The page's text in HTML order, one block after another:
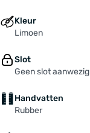
Kleur
Limoen
Slot
Geen slot aanwezig
Handvatten
Rubber